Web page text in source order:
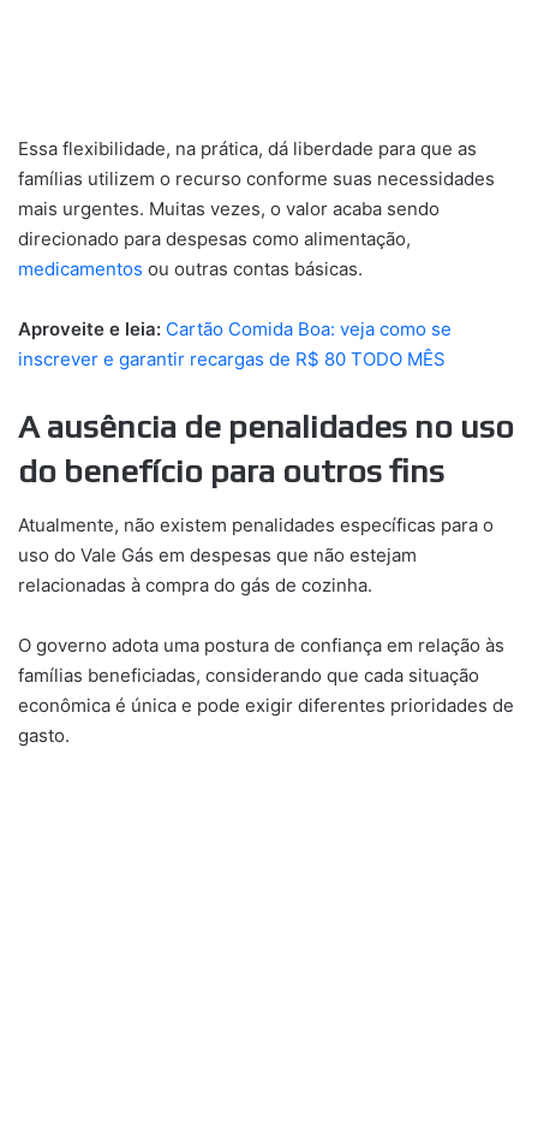
Essa flexibilidade, na prática, dá liberdade para que as
famílias utilizem o recurso conforme suas necessidades
mais urgentes. Muitas vezes, o valor acaba sendo
direcionado para despesas como alimentação,
medicamentos ou outras contas básicas.
Aproveite e leia: Cartão Comida Boa: veja como se
inscrever e garantir recargas de R$ 80 TODO MÊS
A ausência de penalidades no uso
do benefício para outros fins
Atualmente, não existem penalidades específicas para o
uso do Vale Gás em despesas que não estejam
relacionadas à compra do gás de cozinha.
O governo adota uma postura de confiança em relação às
famílias beneficiadas, considerando que cada situação
econômica é única e pode exigir diferentes prioridades de
gasto.